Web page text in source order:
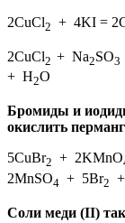
2CuCl2 + 4KI =
2CuCl2 + Na2SO3
+ H2O
Бромиды и
окислить
5CuBr2 + 2KMnO
2MnSO4 + 5Br2
Соли меди (II)